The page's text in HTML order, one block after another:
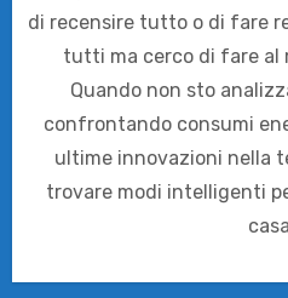
di recensire tutto o di fare
tutti ma cerco di fare al
Quando non sto
confrontando consumi
ultime innovazioni nella
trovare modi intelligenti